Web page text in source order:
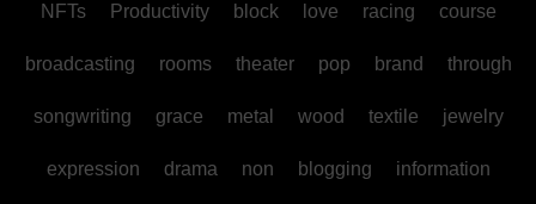
NFTs Productivity block love racing course
broadcasting rooms theater pop brand through
songwriting grace metal wood textile jewelry
expression drama non blogging information